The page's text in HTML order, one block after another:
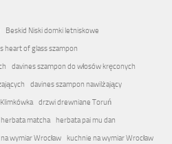
Beskid Niski domki letniskowe
heart of glass szampon
davines szampon do włosów kręconych
davines szampon nawilżający
drzwi drewniane Toruń
herbata matcha
herbata pai mu dan
wymiar Wrocław
kuchnie na wymiar Wrocław